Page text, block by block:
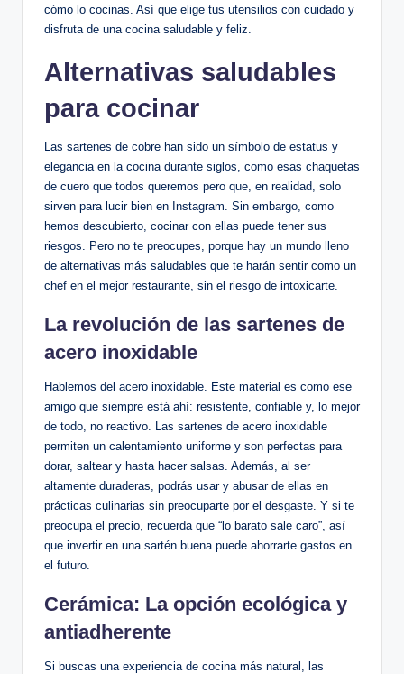
cómo lo cocinas. Así que elige tus utensilios con cuidado y
disfruta de una cocina saludable y feliz.
Alternativas saludables
para cocinar
Las sartenes de cobre han sido un símbolo de estatus y
elegancia en la cocina durante siglos, como esas chaquetas
de cuero que todos queremos pero que, en realidad, solo
sirven para lucir bien en Instagram. Sin embargo, como
hemos descubierto, cocinar con ellas puede tener sus
riesgos. Pero no te preocupes, porque hay un mundo lleno
de alternativas más saludables que te harán sentir como un
chef en el mejor restaurante, sin el riesgo de intoxicarte.
La revolución de las sartenes de
acero inoxidable
Hablemos del acero inoxidable. Este material es como ese
amigo que siempre está ahí: resistente, confiable y, lo mejor
de todo, no reactivo. Las sartenes de acero inoxidable
permiten un calentamiento uniforme y son perfectas para
dorar, saltear y hasta hacer salsas. Además, al ser
altamente duraderas, podrás usar y abusar de ellas en
prácticas culinarias sin preocuparte por el desgaste. Y si te
preocupa el precio, recuerda que “lo barato sale caro”, así
que invertir en una sartén buena puede ahorrarte gastos en
el futuro.
Cerámica: La opción ecológica y
antiadherente
Si buscas una experiencia de cocina más natural, las